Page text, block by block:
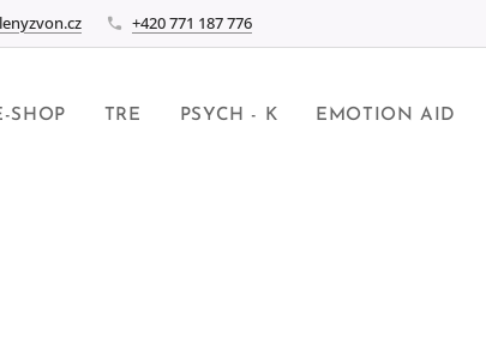
+420 771 187 776
SHOP TRE PSYCH - K EMOTION AID